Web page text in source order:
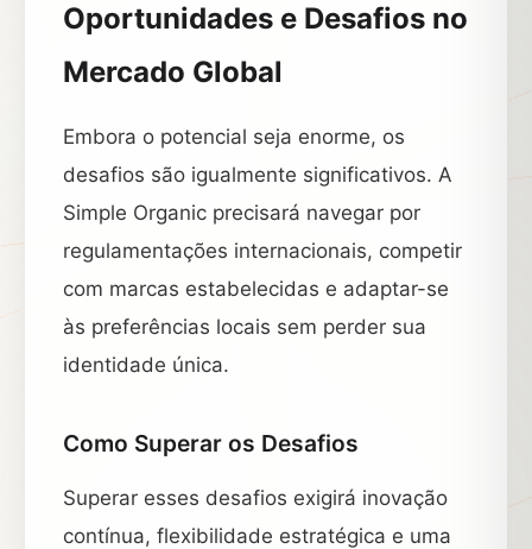
Oportunidades e Desafios no
Mercado Global
Embora o potencial seja enorme, os
desafios são igualmente significativos. A
Simple Organic precisará navegar por
regulamentações internacionais, competir
com marcas estabelecidas e adaptar-se
às preferências locais sem perder sua
identidade única.
Como Superar os Desafios
Superar esses desafios exigirá inovação
contínua, flexibilidade estratégica e uma